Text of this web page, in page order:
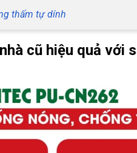
thấm tự dính
cũ hiệu quả với